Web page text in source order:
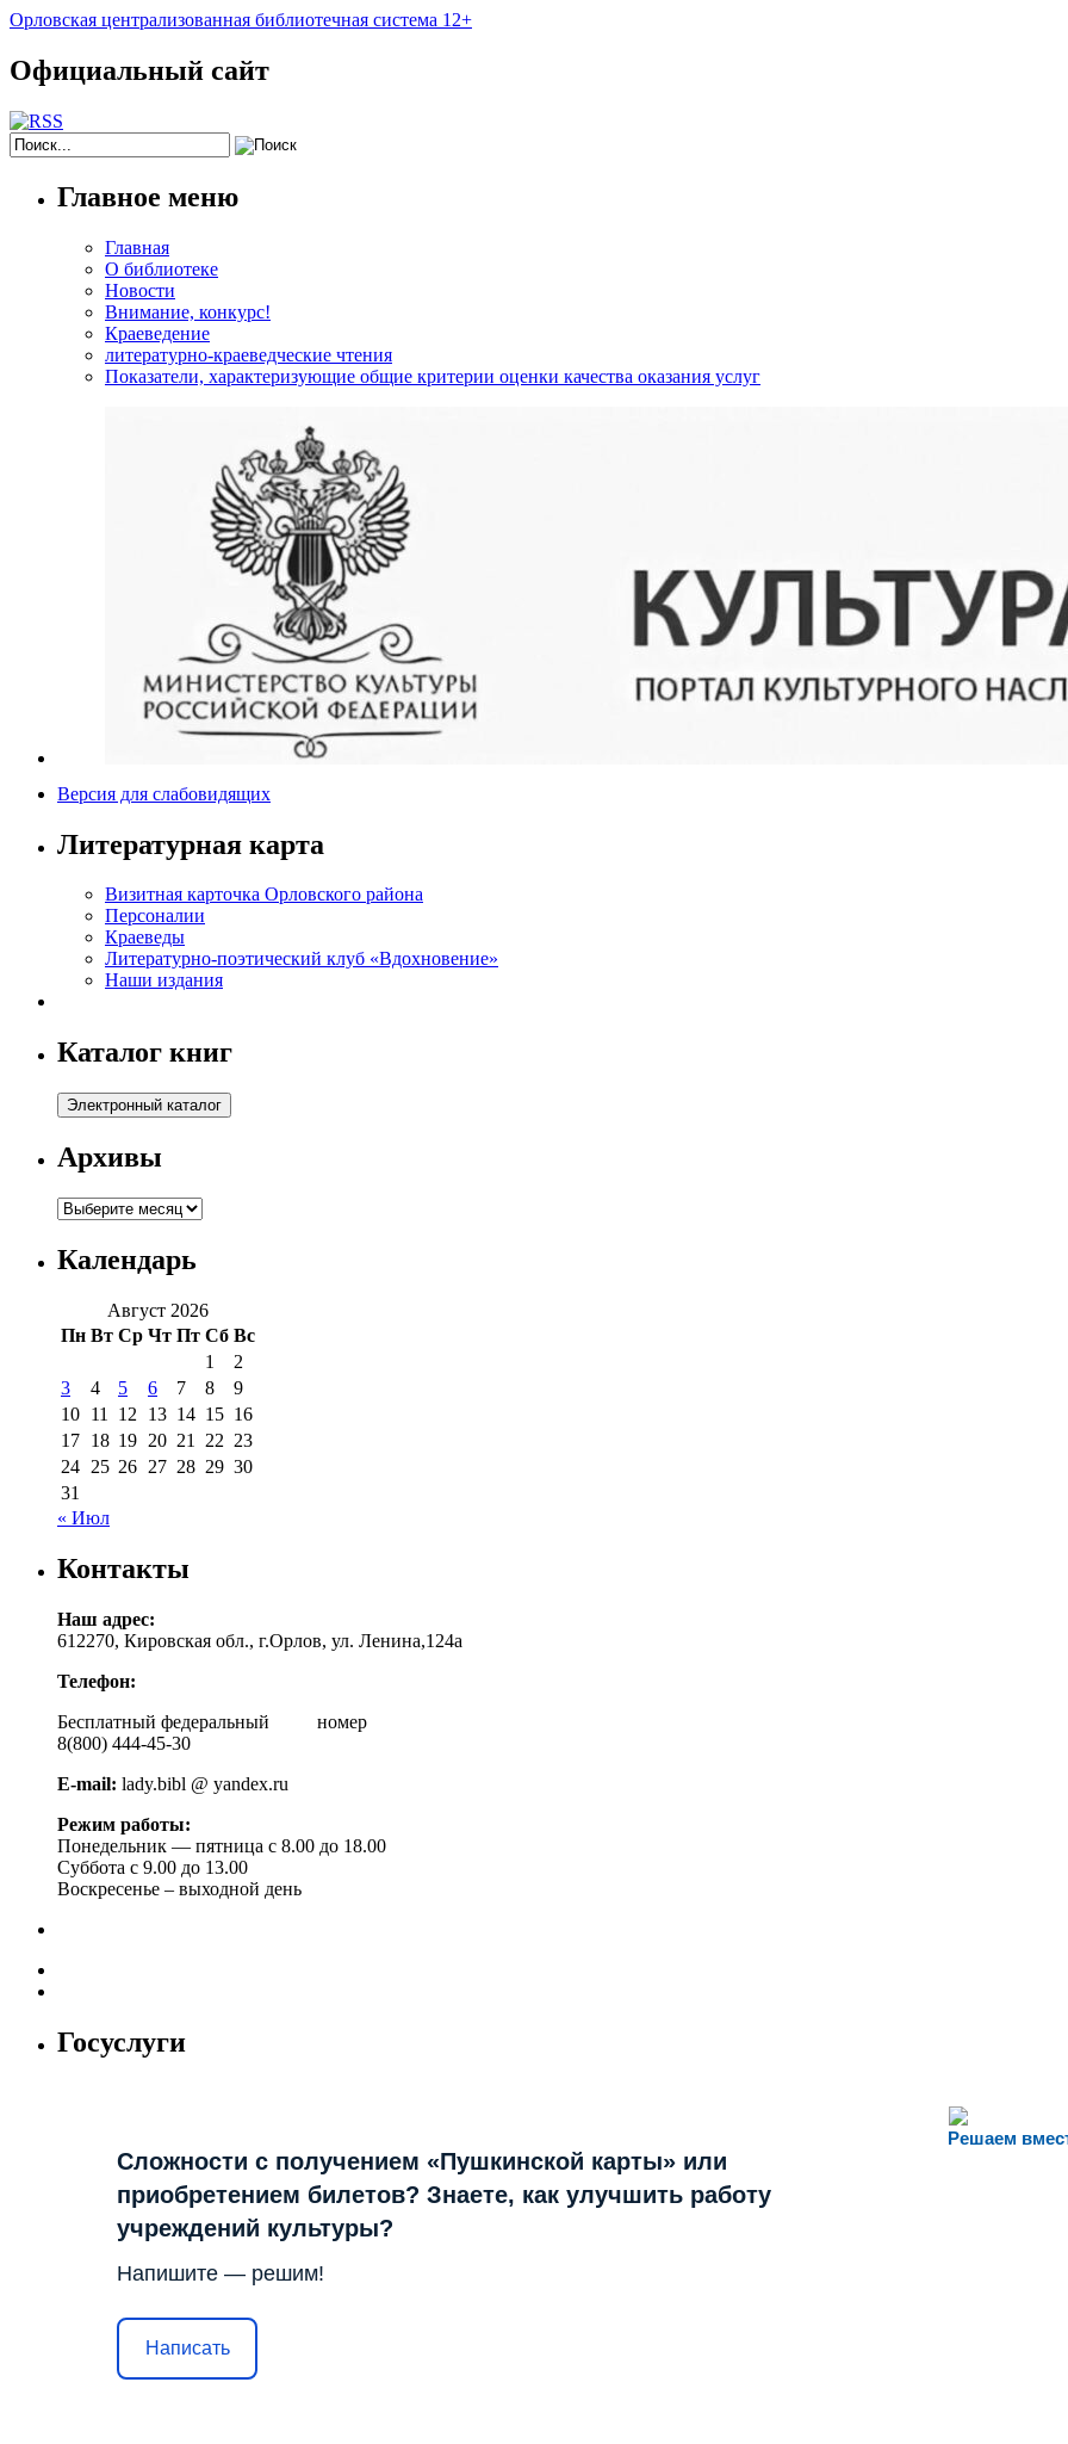
Орловская централизованная библиотечная система 12+
Официальный сайт
Главное меню
Главная
О библиотеке
Новости
Внимание, конкурс!
Краеведение
литературно-краеведческие чтения
Показатели, характеризующие общие критерии оценки качества оказания услуг
Версия для слабовидящих
Литературная карта
Визитная карточка Орловского района
Персоналии
Краеведы
Литературно-поэтический клуб «Вдохновение»
Наши издания
Каталог книг
Архивы
Архивы
Календарь
Август 2026
Пн Вт Ср Чт Пт Сб Вс
1
2
3
4 5 6 7 8
9
10 11 12 13 14 15 16
17 18 19 20 21 22 23
24 25 26 27 28 29 30
31
« Июл
Контакты
Наш адрес:
612270, Кировская обл., г.Орлов, ул. Ленина,124а
Телефон:
Бесплатный федеральный номер
8(800) 444-45-30
E-mail: lady.bibl @ yandex.ru
Режим работы:
Понедельник — пятница с 8.00 до 18.00
Суббота с 9.00 до 13.00
Воскресенье – выходной день
Госуслуги
Решаем
Сложности с получением «Пушкинской карты» или
приобретением билетов? Знаете, как улучшить работу
учреждений культуры?
Напишите — решим!
Написать